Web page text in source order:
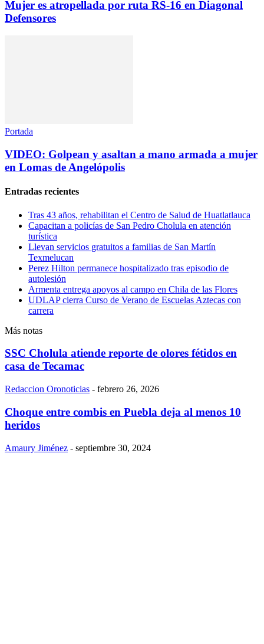
Mujer es atropellada por ruta RS-16 en Diagonal
Defensores
Portada
VIDEO: Golpean y asaltan a mano armada a mujer
en Lomas de Angelópolis
Entradas recientes
Tras 43 años, rehabilitan el Centro de Salud de Huatlatlauca
Capacitan a policías de San Pedro Cholula en atención
turística
Llevan servicios gratuitos a familias de San Martín
Texmelucan
Perez Hilton permanece hospitalizado tras episodio de
autolesión
Armenta entrega apoyos al campo en Chila de las Flores
UDLAP cierra Curso de Verano de Escuelas Aztecas con
carrera
Más notas
SSC Cholula atiende reporte de olores fétidos en
casa de Tecamac
Redaccion Oronoticias - febrero 26, 2026
Choque entre combis en Puebla deja al menos 10
heridos
Amaury Jiménez - septiembre 30, 2024